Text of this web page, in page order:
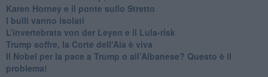
​Karen Horney e il ponte sullo Stretto
​I bulli vanno isolati
L’invertebrata von der Leyen e il Lula-risk
Trump soffre, la Corte dell'Aia è viva
​Il Nobel per la pace a Trump o all’Albanese? Questo è il
problema!